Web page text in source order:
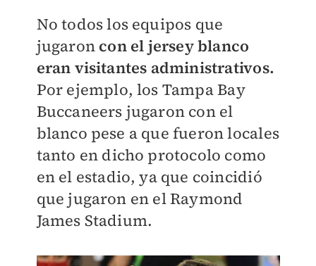
No todos los equipos que
jugaron con el jersey blanco
eran visitantes administrativos.
Por ejemplo, los Tampa Bay
Buccaneers jugaron con el
blanco pese a que fueron locales
tanto en dicho protocolo como
en el estadio, ya que coincidió
que jugaron en el Raymond
James Stadium.